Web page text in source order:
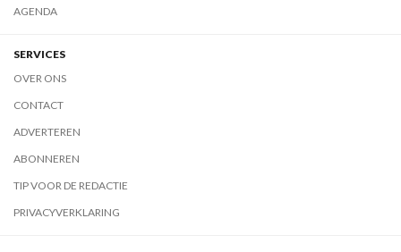
AGENDA
SERVICES
OVER ONS
CONTACT
ADVERTEREN
ABONNEREN
TIP VOOR DE REDACTIE
PRIVACYVERKLARING